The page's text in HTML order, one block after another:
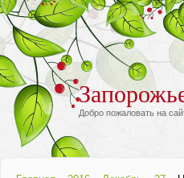
Добро пожаловать на